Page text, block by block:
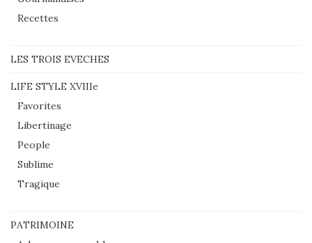
Recettes
LES TROIS EVECHES
LIFE STYLE XVIIIe
Favorites
Libertinage
People
Sublime
Tragique
PATRIMOINE